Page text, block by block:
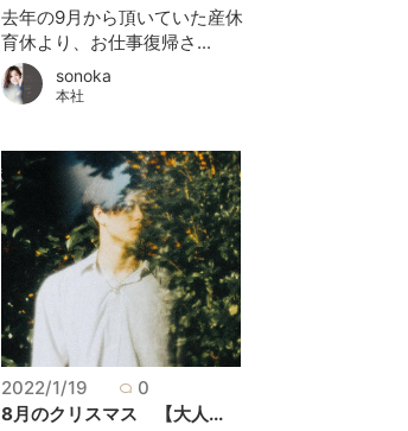
去年の9月から頂いていた産休
育休より、お仕事復帰さ...
sonoka
本社
2022/1/19
0
8月のクリスマス 【大人...